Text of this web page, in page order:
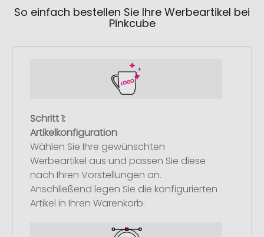
So einfach bestellen Sie Ihre Werbeartikel bei
Pinkcube
Schritt 1:
Artikelkonfiguration
Wählen Sie Ihre gewünschten
Werbeartikel aus und passen Sie diese
nach Ihren Vorstellungen an.
Anschließend legen Sie die konfigurierten
Artikel in Ihren Warenkorb.